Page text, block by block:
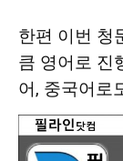
한편 이번 청
큼 영어로 진
어, 중국어로